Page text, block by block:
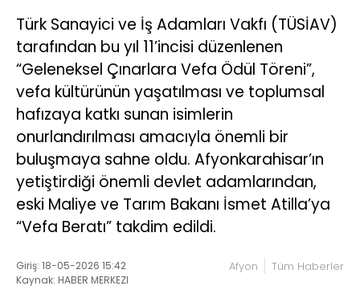
Türk Sanayici ve İş Adamları Vakfı (TÜSİAV)
tarafından bu yıl 11’incisi düzenlenen
“Geleneksel Çınarlara Vefa Ödül Töreni”,
vefa kültürünün yaşatılması ve toplumsal
hafızaya katkı sunan isimlerin
onurlandırılması amacıyla önemli bir
buluşmaya sahne oldu. Afyonkarahisar’ın
yetiştirdiği önemli devlet adamlarından,
eski Maliye ve Tarım Bakanı İsmet Atilla’ya
“Vefa Beratı” takdim edildi.
Giriş: 18-05-2026 15:42
Kaynak: HABER MERKEZI
Afyon Tüm Haberler